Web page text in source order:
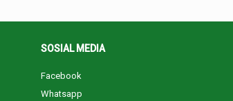
SOSIAL MEDIA
Facebook
Whatsapp